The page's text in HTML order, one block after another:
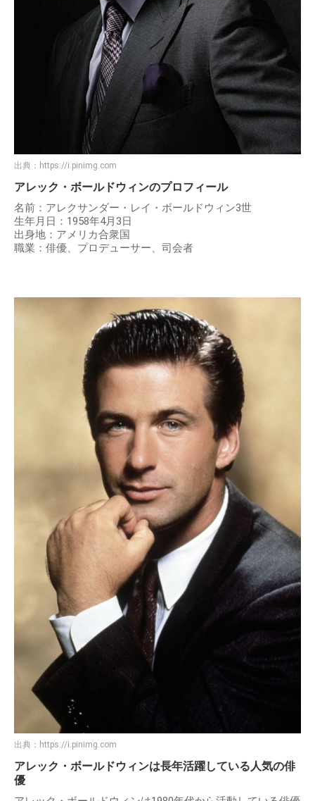
出典： https://i.pinimg.com
アレック・ボールドウィンのプロフィール
名前：アレクサンダー・レイ・ボールドウィン3世
生年月日：1958年4月3日
出身地：アメリカ合衆国
職業：俳優、プロデューサー、司会者
出典： https://i.pinimg.com
アレック・ボールドウィンは長年活躍している人気の俳
優